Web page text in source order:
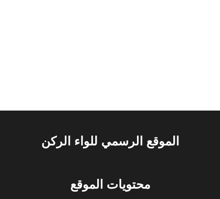
الموقع الرسمي للواء الركن
محتويات الموقع